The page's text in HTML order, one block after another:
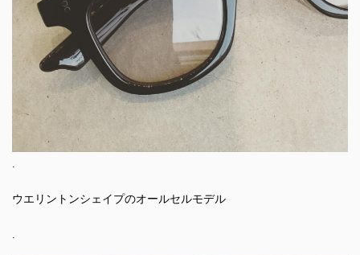
.
ウエリントンシェイプのオールセルモデル
.